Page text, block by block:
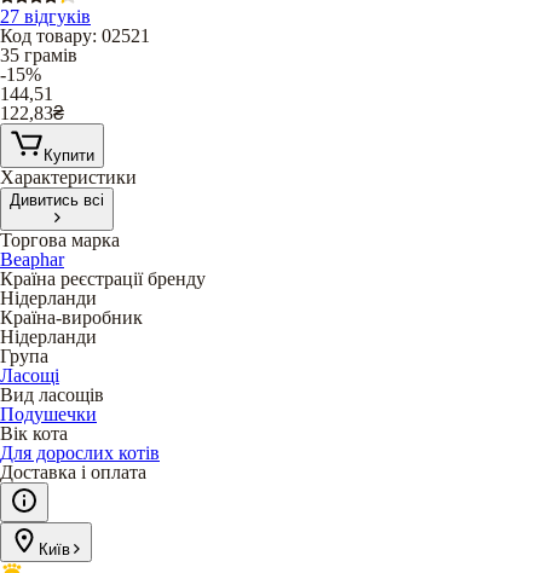
27 відгуків
Код товару: 02521
35 грамів
-15%
144,51
122,83₴
Купити
Характеристики
Дивитись всі
Торгова марка
Beaphar
Країна реєстрації бренду
Нідерланди
Країна-виробник
Нідерланди
Група
Ласощі
Вид ласощів
Подушечки
Вік кота
Для дорослих котів
Доставка і оплата
Київ